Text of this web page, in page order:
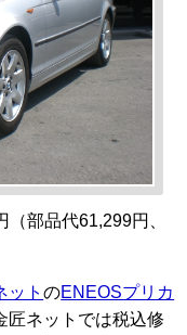
部品代61,299円、
ットのENEOSプリカ
匠ネットでは税込修